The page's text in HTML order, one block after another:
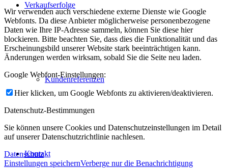
Verkaufserfolge
Kundenreferenzen
Kontakt
Wir verwenden auch verschiedene externe Dienste wie Google
Webfonts. Da diese Anbieter möglicherweise personenbezogene
Daten wie Ihre IP-Adresse sammeln, können Sie diese hier
blockieren. Bitte beachten Sie, dass dies die Funktionalität und das
Erscheinungsbild unserer Website stark beeinträchtigen kann.
Änderungen werden wirksam, sobald Sie die Seite neu laden.
Google Webfont-Einstellungen:
Hier klicken, um Google Webfonts zu aktivieren/deaktivieren.
Datenschutz-Bestimmungen
Sie können unsere Cookies und Datenschutzeinstellungen im Detail
auf unserer Datenschutzrichtlinie nachlesen.
Datenschutz
Einstellungen speichernVerberge nur die Benachrichtigung